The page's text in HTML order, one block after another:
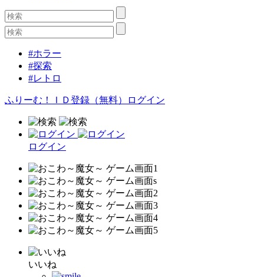
#ホラー
#探索
#レトロ
ふりーむ！ＩＤ登録（無料） ログイン
ログイン
いいね